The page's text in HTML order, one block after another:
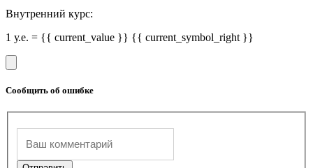
Внутренний курс:
1 у.е. = {{ current_value }} {{ current_symbol_right }}
Сообщить об ошибке